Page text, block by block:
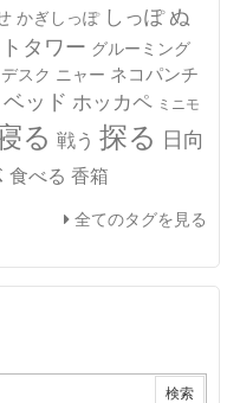
かぎしっぽ しっぽ ぬ
タワー グルーミング
デスク ニャー ネコパンチ
ベッド ホッカペ ミニモ
る 戦う 探る 日向
食べる 香箱
全てのタグを見る